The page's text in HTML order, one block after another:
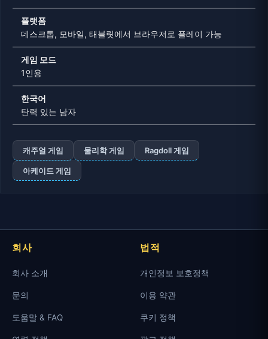
플랫폼
데스크톱, 모바일, 태블릿에서 브라우저로 플레이 가능
게임 모드
1인용
한국어
탄력 있는 남자
캐주얼 게임 물리학 게임 Ragdoll 게임
아케이드 게임
회사
회사 소개
문의
도움말 & FAQ
법적
개인정보 보호정책
이용 약관
쿠키 정책